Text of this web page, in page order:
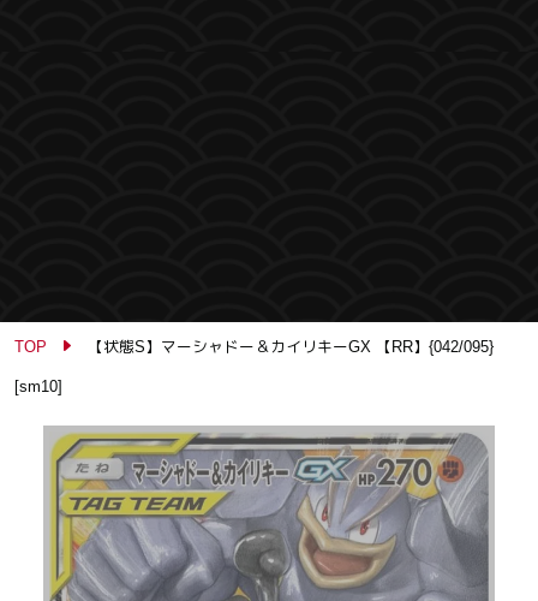
TOP 【状態S】マーシャドー＆カイリキーGX 【RR】{042/095}
[sm10]